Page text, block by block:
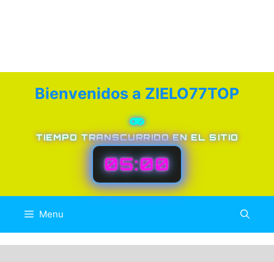
Bienvenidos a ZIELO77TOP
TIEMPO TRANSCURRIDO EN EL SITIO
05:00
Menu